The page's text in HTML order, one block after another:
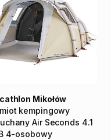
kempingowy
Air Seconds 4.1
4-osobowy
Mikołów